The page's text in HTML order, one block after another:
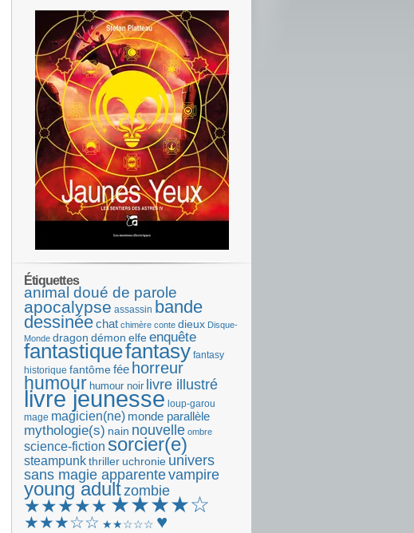
Étiquettes
animal doué de parole
apocalypse assassin bande
dessinéechat chimère conte dieux Disque-
Monde dragon démon elfeenquête
fantastiquefantasy fantasy
historique fantômefée horreur
humour humour noir livre illustré
livre jeunesse loup-garou
mage magicien(ne) monde parallèle
mythologie(s) nain nouvelle ombre
science-fiction sorcier(e)
steampunkthriller uchronie univers
sans magie apparentevampire
young adultzombie
★★★★★ ★★★★☆
★★★☆☆ ★★☆☆☆ ♥